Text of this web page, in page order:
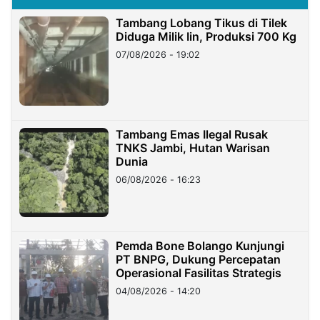
Tambang Lobang Tikus di Tilek
Diduga Milik Iin, Produksi 700 Kg
07/08/2026 - 19:02
Tambang Emas Ilegal Rusak
TNKS Jambi, Hutan Warisan
Dunia
06/08/2026 - 16:23
Pemda Bone Bolango Kunjungi
PT BNPG, Dukung Percepatan
Operasional Fasilitas Strategis
04/08/2026 - 14:20